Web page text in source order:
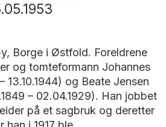
Borge i Østfold. Foreldrene
og tomteformann Johannes
13.10.1944) og Beate Jensen
– 02.04.1929). Han jobbet
på et sagbruk og deretter